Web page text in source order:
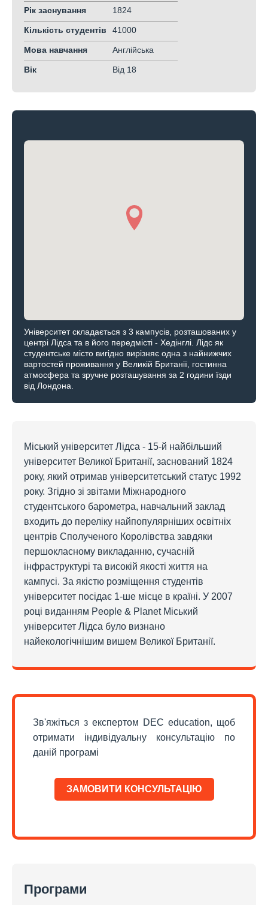
Рік заснування 1824
Кількість студентів 41000
Мова навчання Англійська
Вік Від 18
Університет складається з 3 кампусів, розташованих у
центрі Лідса та в його передмісті - Хедінглі. Лідс як
студентське місто вигідно вирізняє одна з найнижчих
вартостей проживання у Великій Британії, гостинна
атмосфера та зручне розташування за 2 години їзди
від Лондона.
Міський університет Лідса - 15-й найбільший
університет Великої Британії, заснований 1824
року, який отримав університетський статус 1992
року. Згідно зі звітами Міжнародного
студентського барометра, навчальний заклад
входить до переліку найпопулярніших освітніх
центрів Сполученого Королівства завдяки
першокласному викладанню, сучасній
інфраструктурі та високій якості життя на
кампусі. За якістю розміщення студентів
університет посідає 1-ше місце в країні. У 2007
році виданням People & Planet Міський
університет Лідса було визнано
найекологічнішим вишем Великої Британії.
Зв'яжіться з експертом DEC education, щоб
отримати індивідуальну консультацію по
даній програмі
ЗАМОВИТИ КОНСУЛЬТАЦІЮ
Програми